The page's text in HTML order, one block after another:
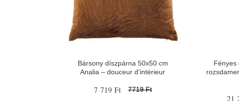
Bársony díszpárna 50x50 cm
Analia – douceur d'intérieur
7 719 Ft 7719 Ft
Fényes
21